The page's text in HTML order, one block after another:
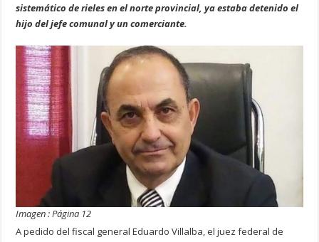
sistemático de rieles en el norte provincial, ya estaba detenido el
hijo del jefe comunal y un comerciante.
Imagen : Página 12
A pedido del fiscal general Eduardo Villalba, el juez federal de